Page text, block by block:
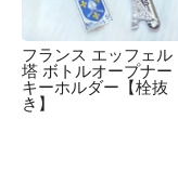
フランス エッフェル
塔 ボトルオープナー
キーホルダー【栓抜
き】